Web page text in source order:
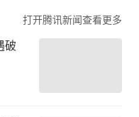
打开腾讯新闻查看更多
破